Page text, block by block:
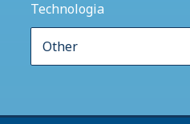
Technologia